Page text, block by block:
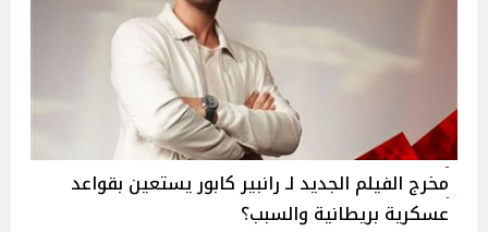
مخرج الفيلم الجديد لـ رانبير كابور يستعين بقواعد
عسكرية بريطانية والسبب؟